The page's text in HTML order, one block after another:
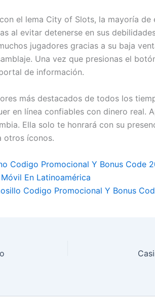
el lema City of Slots, la mayoría de
al evitar detenerse en sus
jugadores gracias a su baja
Una vez que presionas el
de información.
más destacados de todos los
en línea confiables con dinero real.
Ella solo te honrará con su
otros íconos.
Codigo Promocional Y Bonus Code
En Latinoamérica
Codigo Promocional Y Bonus